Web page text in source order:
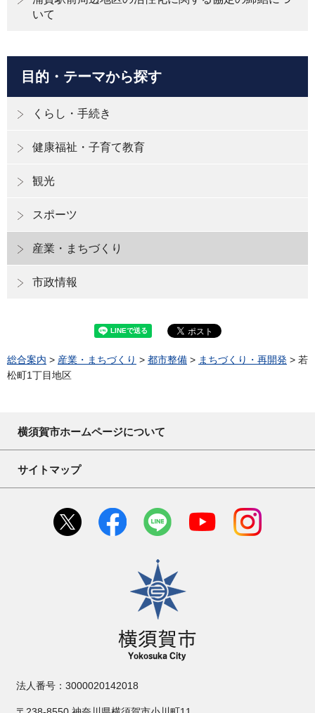
いて
目的・テーマから探す
くらし・手続き
健康福祉・子育て教育
観光
スポーツ
産業・まちづくり
市政情報
総合案内 > 産業・まちづくり > 都市整備 > まちづくり・再開発 > 若
松町1丁目地区
横須賀市ホームページについて
サイトマップ
横須賀市
法人番号：3000020142018